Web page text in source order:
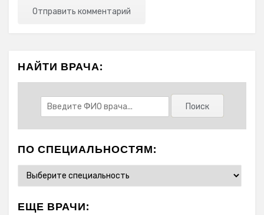
НАЙТИ ВРАЧА:
ПО СПЕЦИАЛЬНОСТЯМ:
ЕЩЕ ВРАЧИ: